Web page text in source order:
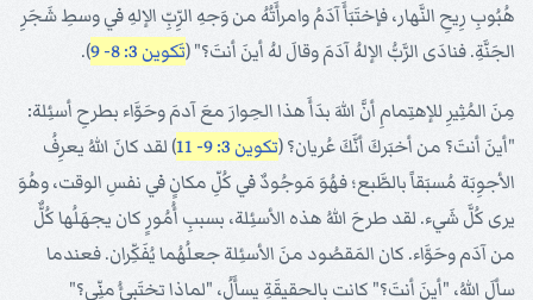
هُبُوبِ رِيحِ النَّهار، فإختَبَأَ آدَمُ وامرأَتُهُ من وَجهِ الرِّبِّ الإلهِ في وسطِ شَجَرِ
الجَنَّةِ. فنادَى الرَّبُّ الإلهُ آدَمَ وقالَ لهُ أينَ أنتَ؟" (تَكوين 3: 8- 9 ).
مِنَ المُثِيرِ للإهتِمامِ أنَّ اللهَ بدَأَ هذا الحِوارَ معَ آدمَ وحَوَّاء بطرحِ أسئِلة:
"أينَ أنتَ؟ من أخبَركَ أنَّكَ عُريان؟ (تكوين 3: 9- 11
) لقد كانَ اللهُ يعرِفُ
الأجوِبَة مُسبَقاً بالطَّبع؛ فهُوَ مَوجُودٌ في كُلِّ مكانٍ في نفسِ الوقت، وهُوَ
يرى كُلَّ شَيء. لقد طرحَ اللهُ هذه الأسئِلة، بسببِ أُمُورٍ كان يجهَلُها كُلٌّ
من آدَم وحَوَّاء. كان المَقصُود منَ الأسئِلة جعلُهُما يُفَكِّران. فعندما
سألَ اللهُ، "أينَ أنتَ؟" كانت بالحقيقَةِ يسأَلُ، "لماذا تختَبِئُ منِّي؟"